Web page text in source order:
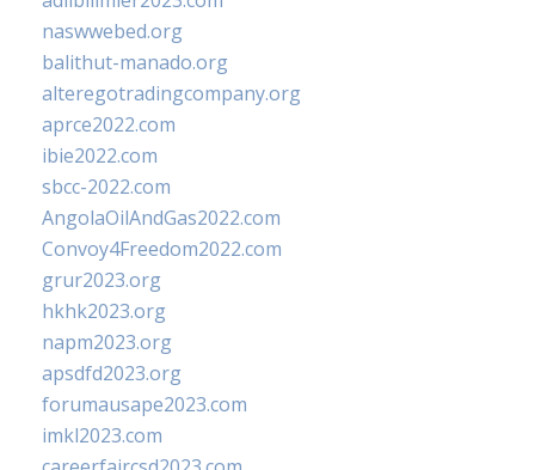
naswwebed.org
balithut-manado.org
alteregotradingcompany.org
aprce2022.com
ibie2022.com
sbcc-2022.com
AngolaOilAndGas2022.com
Convoy4Freedom2022.com
grur2023.org
hkhk2023.org
napm2023.org
apsdfd2023.org
forumausape2023.com
imkl2023.com